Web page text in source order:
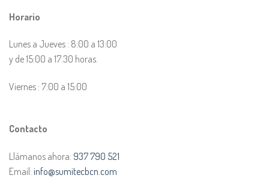
Horario
Lunes a Jueves : 8:00 a 13:00
y de 15:00 a 17:30 horas.
Viernes : 7:00 a 15:00
Contacto
Llámanos ahora: 937 790 521
Email: info@sumitecbcn.com